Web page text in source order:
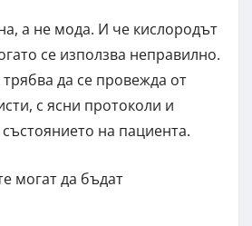
а не мода. И че кислородът
се използва неправилно.
да се провежда от
с ясни протоколи и
на пациента.
могат да бъдат